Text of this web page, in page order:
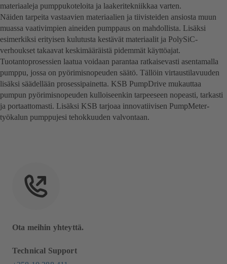
materiaaleja pumppukoteloita ja laakeritekniikkaa varten.
Näiden tarpeita vastaavien materiaalien ja tiivisteiden ansiosta muun
muassa vaativimpien aineiden pumppaus on mahdollista. Lisäksi
esimerkiksi erityisen kulutusta kestävät materiaalit ja PolySiC-
verhoukset takaavat keskimääräistä pidemmät käyttöajat.
Tuotantoprosessien laatua voidaan parantaa ratkaisevasti asentamalla
pumppu, jossa on pyörimisnopeuden säätö. Tällöin virtaustilavuuden
lisäksi säädellään prosessipainetta. KSB PumpDrive mukauttaa
pumpun pyörimisnopeuden kulloiseenkin tarpeeseen nopeasti, tarkasti
ja portaattomasti. Lisäksi KSB tarjoaa innovatiivisen PumpMeter-
työkalun pumppujesi tehokkuuden valvontaan.
Ota meihin yhteyttä.
Technical Support